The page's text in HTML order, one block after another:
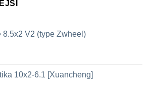
8.5x2 V2 (type Zwheel)
10x2-6.1 [Xuancheng]